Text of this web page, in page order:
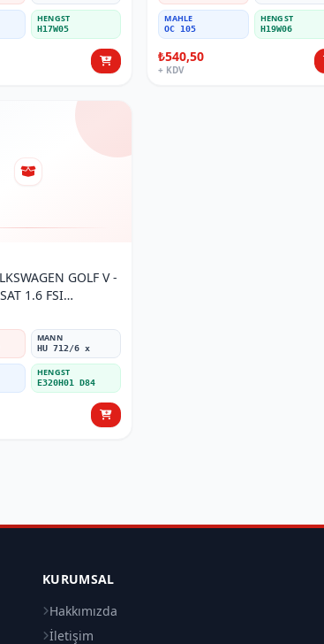
HENGST
H17W05
MAHLE
OC 105
HENGST
H19W06
₺540,50
+ KDV
GOLF V -
1.6 FSI
115 562 Yağ
MANN
HU 712/6 x
HENGST
E320H01 D84
KURUMSAL
Hakkımızda
İletişim